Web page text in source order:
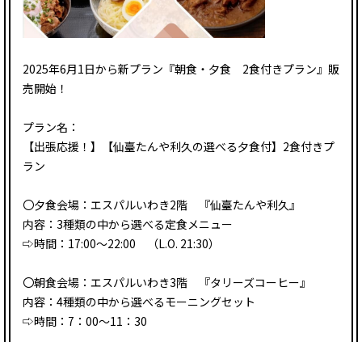
2025年6月1日から新プラン『朝食・夕食 2食付きプラン』販
売開始！
プラン名：
【出張応援！】【仙臺たんや利久の選べる夕食付】2食付きプ
ラン
〇夕食会場：エスパルいわき2階 『仙臺たんや利久』
内容：3種類の中から選べる定食メニュー
⇨時間：17:00〜22:00 （L.O. 21:30）
〇朝食会場：エスパルいわき3階 『タリーズコーヒー』
内容：4種類の中から選べるモーニングセット
⇨時間：7：00〜11：30